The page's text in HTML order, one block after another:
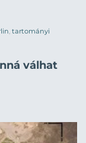
tartományi
válhat